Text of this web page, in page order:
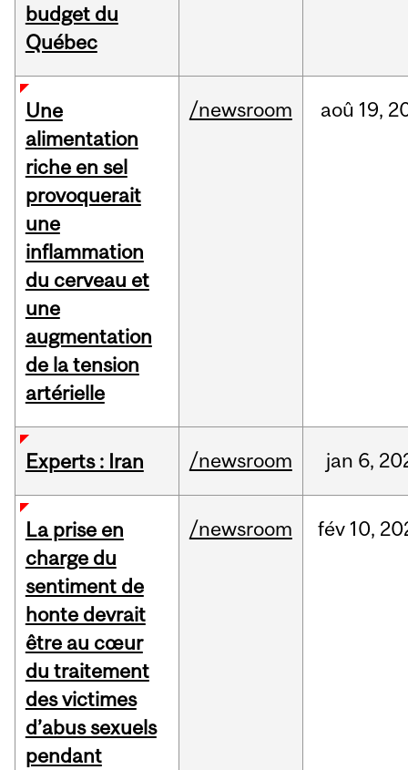
budget du
Québec
Une
alimentation
riche en sel
provoquerait
une
inflammation
du cerveau et
une
augmentation
de la tension
artérielle
/newsroom aoû 19,
Experts : Iran /newsroom jan 6,
La prise en
charge du
sentiment de
honte devrait
être au cœur
du traitement
des victimes
d’abus sexuels
pendant
/newsroom fév 10,